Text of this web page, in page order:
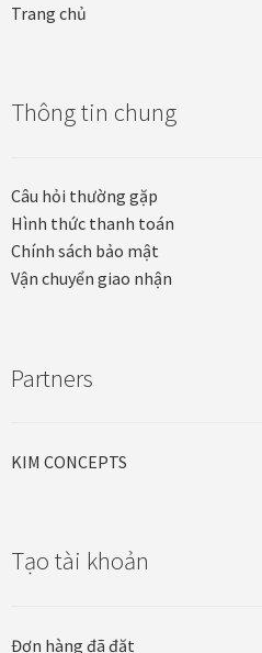
Trang chủ
Thông tin chung
Câu hỏi thường gặp
Hình thức thanh toán
Chính sách bảo mật
Vận chuyển giao nhận
Partners
KIM CONCEPTS
Tạo tài khoản
Đơn hàng đã đặt